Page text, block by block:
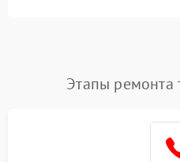
Этапы ремонта